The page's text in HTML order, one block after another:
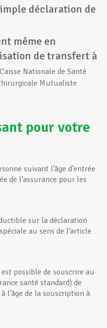
déclaration de
même en
de transfert à
Nationale de Santé
Mutualiste
pour votre
suivant l’âge d’entrée
de l’assurance pour les
sur la déclaration
au sens de l‘article
possible de souscrire au
santé standard) de
l’âge de la souscription à